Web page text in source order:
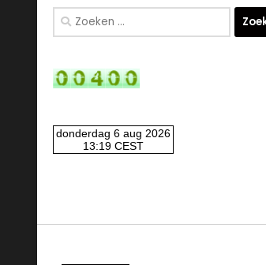
Zoeken
naar: